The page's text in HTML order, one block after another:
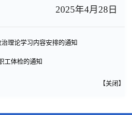
2025年4月28日
理论学习内容安排的通知
工体检的通知
【关闭】